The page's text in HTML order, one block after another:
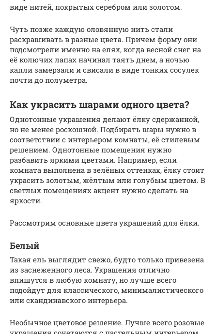
виде нитей, покрытых серебром или золотом.
Чуть позже каждую оловянную нить стали
раскрашивать в разные цвета. Причем форму они
подсмотрели именно на елях, когда весной снег на
её колючих лапах начинал таять днем, а ночью
капли замерзали и свисали в виде тонких сосулек
почти до полуметра.
Как украсить шарами одного цвета?
Однотонные украшения делают ёлку сдержанной,
но не менее роскошной. Подбирать шары нужно в
соответствии с интерьером комнаты, её стилевым
решением. Однотонные помещения нужно
разбавить яркими цветами. Например, если
комната выполнена в зелёных оттенках, ёлку стоит
украсить золотым, жёлтым или голубым цветом. В
светлых помещениях акцент нужно сделать на
яркости.
Рассмотрим основные цвета украшений для ёлки.
Белый
Такая ель выглядит свежо, будто только привезена
из заснеженного леса. Украшения отлично
впишутся в любую комнату, но лучше всего
подойдут для классического, минималистического
или скандинавского интерьера.
Необычное цветовое решение. Лучше всего розовые